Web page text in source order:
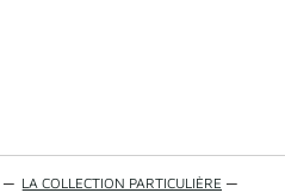
— LA COLLECTION PARTICULIÈRE —